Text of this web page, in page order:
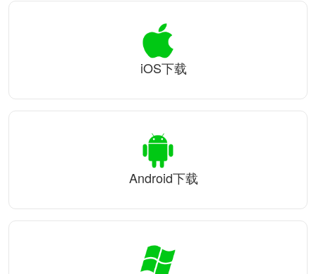
iOS下载
Android下载